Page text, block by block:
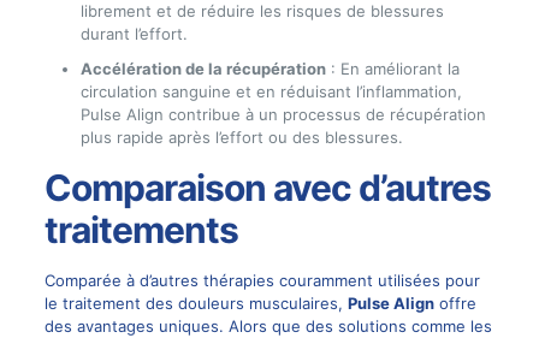
librement et de réduire les risques de blessures
durant l’effort.
Accélération de la récupération: En améliorant la
circulation sanguine et en réduisant l’inflammation,
Pulse Align contribue à un processus de récupération
plus rapide après l’effort ou des blessures.
Comparaison avec d’autres
traitements
Comparée à d’autres thérapies couramment utilisées pour
le traitement des douleurs musculaires, Pulse Alignoffre
des avantages uniques. Alors que des solutions comme les